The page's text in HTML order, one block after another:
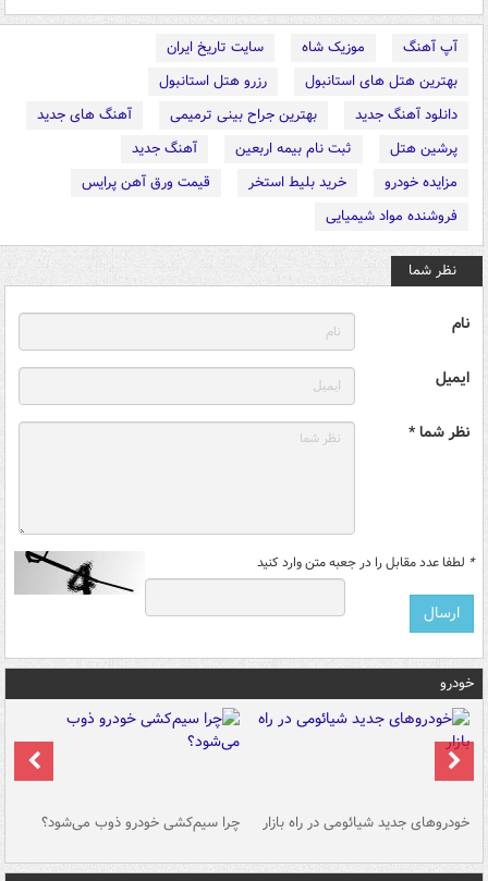
آپ آهنگ موزیک شاه
سایت تاریخ ایران
بهترین هتل های استانبول
رزرو هتل استانبول
دانلود آهنگ جدید
بهترین جراح بینی ترمیمی
آهنگ های جدید
پرشین هتل
ثبت نام بیمه اربعین
آهنگ جدید
مزایده خودرو
خرید بلیط استخر
قیمت ورق آهن پرایس
فروشنده مواد شیمیایی
نظر شما
نام
ایمیل
نظر شما *
* لطفا عدد مقابل را در جعبه متن وارد کنید
خودرو
خودروهای جدید شیائومی در راه بازار چرا سیم‌کشی خودرو ذوب می‌شود؟